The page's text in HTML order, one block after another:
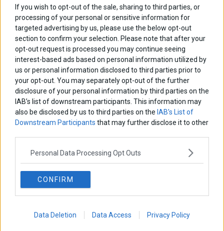
If you wish to opt-out of the sale, sharing to third parties, or
processing of your personal or sensitive information for
targeted advertising by us, please use the below opt-out
section to confirm your selection. Please note that after your
opt-out request is processed you may continue seeing
interest-based ads based on personal information utilized by
us or personal information disclosed to third parties prior to
your opt-out. You may separately opt-out of the further
disclosure of your personal information by third parties on the
IAB’s list of downstream participants. This information may
also be disclosed by us to third parties on the IAB’s List of
Downstream Participants that may further disclose it to other
Personal Data Processing Opt Outs
CONFIRM
Data Deletion Data Access Privacy Policy
ΑΡΘΡΟΓΡΑΦΟΙ
Ελευθερία Κούρταλη
Οι «τιμωροί» των ομολόγων επέστρεψαν
Εύη Φραγκάκη
Η αληθινή παιδεία ξεκινά από την ψυχή…
Σταματίνα Σταματάκου
Δημήτρης Καμπουράκης
Από την αποθέωση στην καταγγελία: Η Ελλάδα πάντα
ψάχνει τον επόμενο Μεσσία
Νικόλαος Φουρτζής